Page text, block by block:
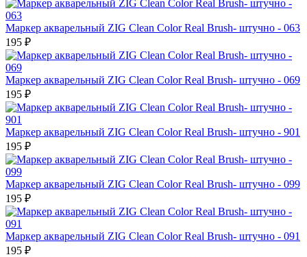
Маркер акварельный ZIG Clean Color Real Brush- штучно - 063
195 ₽
Маркер акварельный ZIG Clean Color Real Brush- штучно - 069
195 ₽
Маркер акварельный ZIG Clean Color Real Brush- штучно - 901
195 ₽
Маркер акварельный ZIG Clean Color Real Brush- штучно - 099
195 ₽
Маркер акварельный ZIG Clean Color Real Brush- штучно - 091
195 ₽